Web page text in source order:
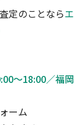
定のことなら
〜18:00／福
ーム